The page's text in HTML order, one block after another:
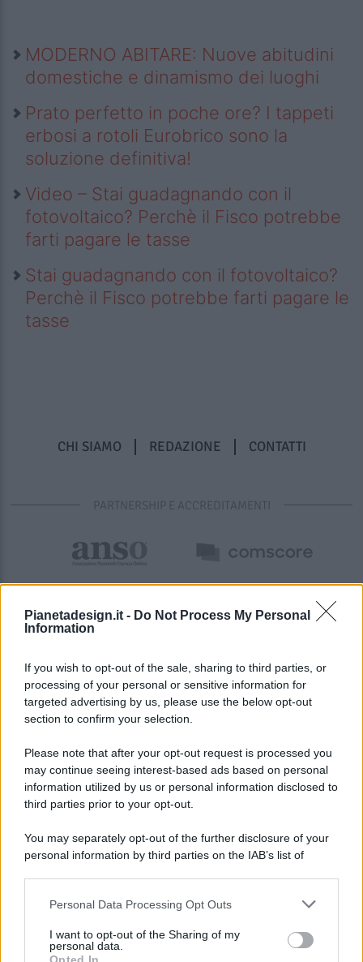
Pianetadesign.it - Do Not Process My Personal
Information
If you wish to opt-out of the sale, sharing to third parties, or
processing of your personal or sensitive information for
targeted advertising by us, please use the below opt-out
section to confirm your selection.
Please note that after your opt-out request is processed you
may continue seeing interest-based ads based on personal
information utilized by us or personal information disclosed to
third parties prior to your opt-out.
You may separately opt-out of the further disclosure of your
personal information by third parties on the IAB’s list of
This information may also be disclosed by us to third parties
disclose it to other third parties.
Personal Data Processing Opt Outs
I want to opt-out of the Sharing of my
personal data.
MODERNO ABITARE: Nuove abitudini
domestiche e dinamismo dei luoghi
Prato perfetto in poche ore? I tappeti
erbosi a rotoli Eurobrico sono la
soluzione definitiva!
Video – Stai guadagnando con il
fotovoltaico? Perchè il Fisco potrebbe
farti pagare le tasse
Stai guadagnando con il fotovoltaico?
Perchè il Fisco potrebbe farti pagare le
tasse
CHI SIAMO REDAZIONE CONTATTI
PARTNERSHIP E ACCREDITAMENTI
© 2026 - Pianeta Design - P.IVA 04827280654 - Testata
Registrata Al Tribunale Di Nocera Inferiore N. 8/2020 - RG N.
ISCRIZIONE AL ROC N. 35792 – ISCRITTA ALL’ANSO
(ASSOCIAZIONE NAZIONALE STAMPA ONLINE)
PREFERENZE PRIVACY